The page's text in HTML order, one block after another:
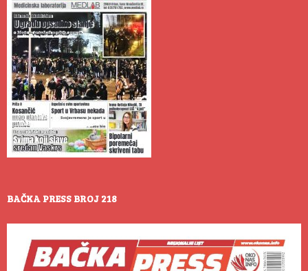
BAČKA PRESS BROJ 218